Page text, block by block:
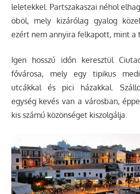
leletekkel. Partszakaszai néhol
öböl, mely kizárólag gyalog
ezért nem annyira felkapott, mint a
Igen hosszú időn keresztül
fővárosa, mely egy tipikus
utcákkal és pici házakkal.
egység kevés van a városban,
kis számú közönséget kiszolgálja.